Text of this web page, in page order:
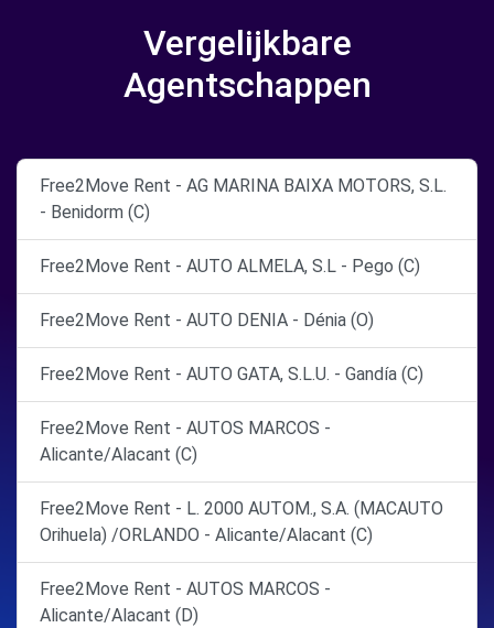
Vergelijkbare
Agentschappen
Free2Move Rent - AG MARINA BAIXA MOTORS, S.L.
- Benidorm (C)
Free2Move Rent - AUTO ALMELA, S.L - Pego (C)
Free2Move Rent - AUTO DENIA - Dénia (O)
Free2Move Rent - AUTO GATA, S.L.U. - Gandía (C)
Free2Move Rent - AUTOS MARCOS -
Alicante/Alacant (C)
Free2Move Rent - L. 2000 AUTOM., S.A. (MACAUTO
Orihuela) /ORLANDO - Alicante/Alacant (C)
Free2Move Rent - AUTOS MARCOS -
Alicante/Alacant (D)